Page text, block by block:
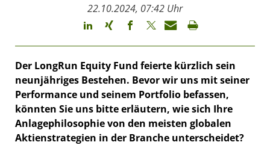
22.10.2024, 07:42 Uhr
Der LongRun Equity Fund feierte kürzlich sein
neunjähriges Bestehen. Bevor wir uns mit seiner
Performance und seinem Portfolio befassen,
könnten Sie uns bitte erläutern, wie sich Ihre
Anlagephilosophie von den meisten globalen
Aktienstrategien in der Branche unterscheidet?